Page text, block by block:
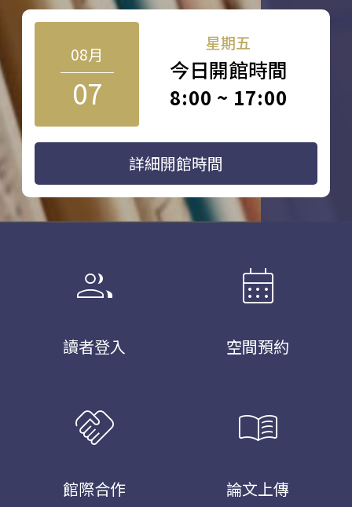
08月
07
星期五
今日開館時間
8:00 ~ 17:00
詳細開館時間
group
讀者登入
calendar_month
空間預約
handshake
館際合作
menu_book
論文上傳